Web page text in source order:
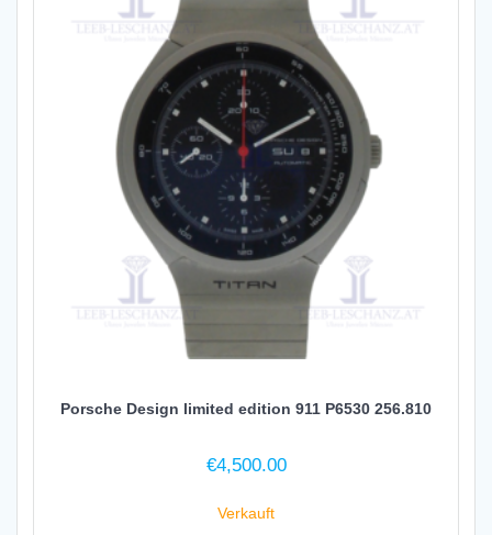
Porsche Design limited edition 911 P6530 256.810
€4,500.00
Verkauft